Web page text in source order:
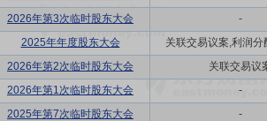
2026年第3次临时股东大会
-
2025年年度股东大会
关联交易议案,利润分
2026年第2次临时股东大会
关联交易议
2026年第1次临时股东大会
-
2025年第7次临时股东大会
-